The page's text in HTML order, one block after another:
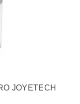
JOYETECH